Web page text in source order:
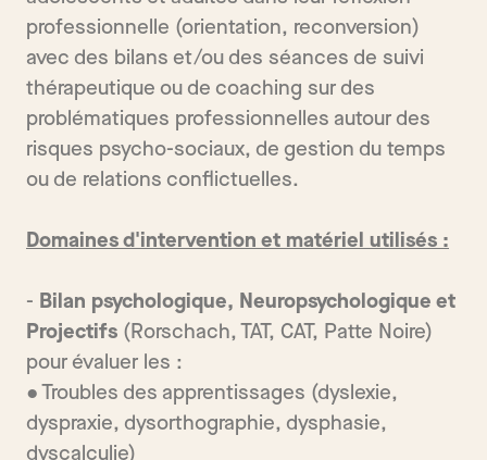
professionnelle (orientation, reconversion)
avec des bilans et/ou des séances de suivi
thérapeutique ou de coaching sur des
problématiques professionnelles autour des
risques psycho-sociaux, de gestion du temps
ou de relations conflictuelles.
Domaines d'intervention et matériel utilisés :
- Bilan psychologique, Neuropsychologique et
Projectifs (Rorschach, TAT, CAT, Patte Noire)
pour évaluer les :
● Troubles des apprentissages (dyslexie,
dyspraxie, dysorthographie, dysphasie,
dyscalculie)